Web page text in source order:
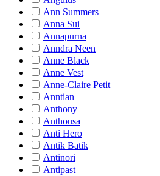
Ann Summers
Anna Sui
Annapurna
Anndra Neen
Anne Black
Anne Vest
Anne-Claire Petit
Anntian
Anthony
Anthousa
Anti Hero
Antik Batik
Antinori
Antipast